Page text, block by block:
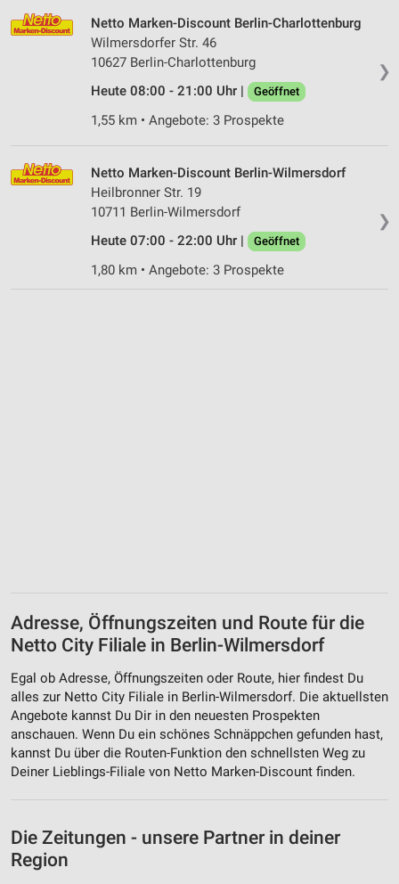
❯
Netto Marken-Discount Berlin-Charlottenburg
Wilmersdorfer Str. 46
10627 Berlin-Charlottenburg
Heute 08:00 - 21:00 Uhr |
Geöffnet
1,55 km • Angebote: 3 Prospekte
❯
Netto Marken-Discount Berlin-Wilmersdorf
Heilbronner Str. 19
10711 Berlin-Wilmersdorf
Heute 07:00 - 22:00 Uhr |
Geöffnet
1,80 km • Angebote: 3 Prospekte
Adresse, Öffnungszeiten und Route für die
Netto City Filiale in Berlin-Wilmersdorf
Egal ob Adresse, Öffnungszeiten oder Route, hier findest Du
alles zur Netto City Filiale in Berlin-Wilmersdorf. Die aktuellsten
Angebote kannst Du Dir in den neuesten Prospekten
anschauen. Wenn Du ein schönes Schnäppchen gefunden hast,
kannst Du über die Routen-Funktion den schnellsten Weg zu
Deiner Lieblings-Filiale von Netto Marken-Discount finden.
Die Zeitungen - unsere Partner in deiner
Region